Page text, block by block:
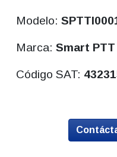
Modelo:
Marca:Smart PTT
Código SAT: